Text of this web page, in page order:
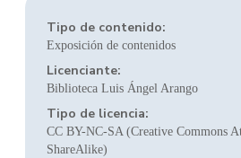
Tipo de contenido:
Exposición de contenidos
Licenciante:
Biblioteca Luis Ángel Arango
Tipo de licencia:
CC BY-NC-SA (Creative Commons
ShareAlike)